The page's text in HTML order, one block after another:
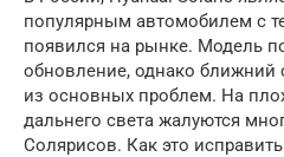
популярным автомобилем с
появился на рынке. Модель
обновление, однако ближний
из основных проблем. На
дальнего света жалуются
Солярисов. Как это